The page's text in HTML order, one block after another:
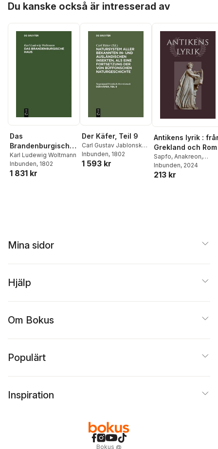
Du kanske också är intresserad av
Das
Brandenburgische
Haus
Karl Ludewig Woltmann
Inbunden, 1802
1 831 kr
Der Käfer, Teil 9
Carl Gustav Jablonsky ,
Johann Friedrich
Wilhem Herbst
Inbunden, 1802
1 593 kr
Antikens lyrik :
Grekland och Rom
Sapfo, Anakreon,
Pindaros, Vergilius
Horatius
Inbunden, 2024
213 kr
Mina sidor
Hjälp
Om Bokus
Populärt
Inspiration
Bokus @